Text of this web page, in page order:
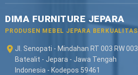
DIMA FURNITURE JEPARA
PRODUSEN MEBEL JEPARA BERKUALITAS
Jl. Senopati - Mindahan RT 003 RW 003
Batealit - Jepara - Jawa Tengah
Indonesia - Kodepos 59461